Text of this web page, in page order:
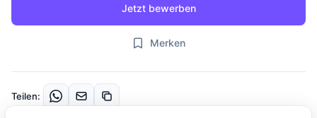
Jetzt bewerben
Merken
Teilen: